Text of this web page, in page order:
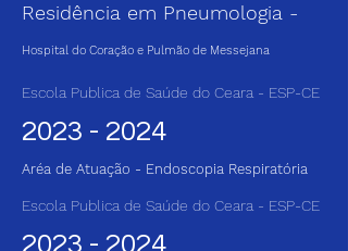
Residência em Pneumologia -
Hospital do Coração e Pulmão de Messejana
Escola Publica de Saúde do Ceara - ESP-CE
2023 - 2024
Aréa de Atuação - Endoscopia Respiratória
Escola Publica de Saúde do Ceara - ESP-CE
2023 - 2024